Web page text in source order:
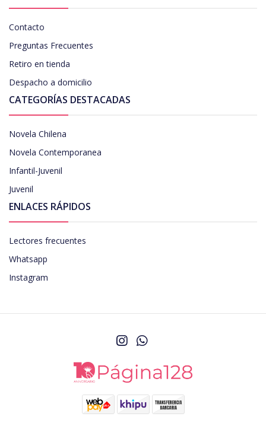
Contacto
Preguntas Frecuentes
Retiro en tienda
Despacho a domicilio
CATEGORÍAS DESTACADAS
Novela Chilena
Novela Contemporanea
Infantil-Juvenil
Juvenil
ENLACES RÁPIDOS
Lectores frecuentes
Whatsapp
Instagram